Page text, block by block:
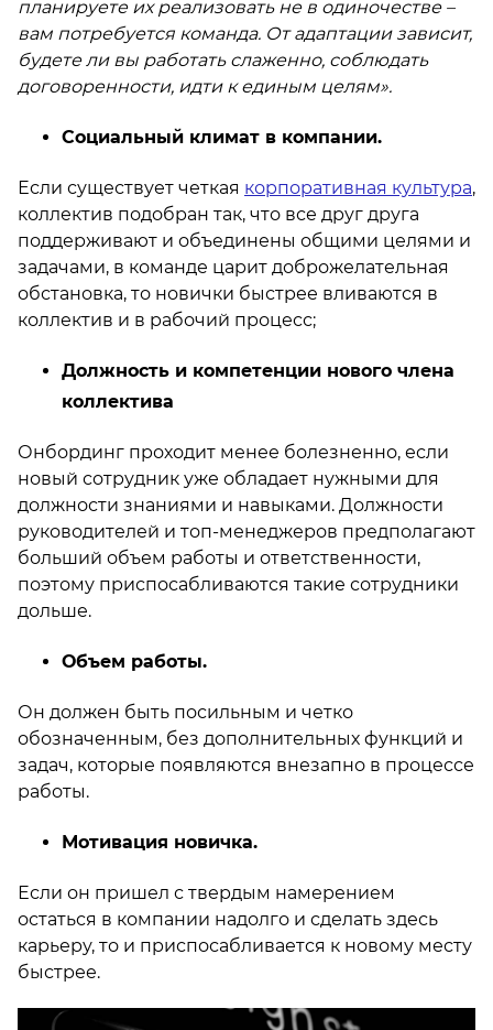
планируете их реализовать не в одиночестве –
вам потребуется команда. От адаптации зависит,
будете ли вы работать слаженно, соблюдать
договоренности, идти к единым целям».
Социальный климат в компании.
Если существует четкая корпоративная культура,
коллектив подобран так, что все друг друга
поддерживают и объединены общими целями и
задачами, в команде царит доброжелательная
обстановка, то новички быстрее вливаются в
коллектив и в рабочий процесс;
Должность и компетенции нового члена
коллектива
Онбординг проходит менее болезненно, если
новый сотрудник уже обладает нужными для
должности знаниями и навыками. Должности
руководителей и топ-менеджеров предполагают
больший объем работы и ответственности,
поэтому приспосабливаются такие сотрудники
дольше.
Объем работы.
Он должен быть посильным и четко
обозначенным, без дополнительных функций и
задач, которые появляются внезапно в процессе
работы.
Мотивация новичка.
Если он пришел с твердым намерением
остаться в компании надолго и сделать здесь
карьеру, то и приспосабливается к новому месту
быстрее.